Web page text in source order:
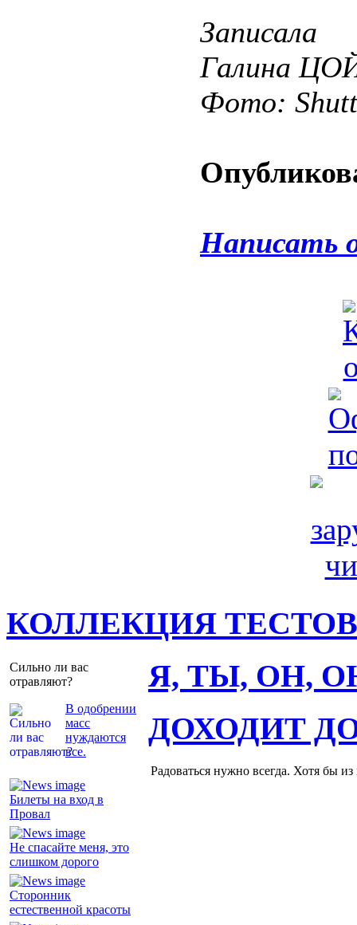
Записала
Галина
Фото:
Написать
КОЛЛЕКЦИЯ ТЕСТОВ
Сильно ли вас
отравляют?
В одобрении
масс
нуждаются
все.
Я, ТЫ, ОН,
Билеты на вход в
Провал
Не спасайте меня, это
слишком дорого
Сторонник
естественной красоты
ДОХОДИТ
Радоваться нужно всегда. Хотя бы из